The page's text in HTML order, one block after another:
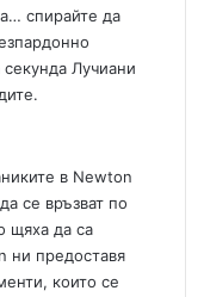
спирайте да
Лучиани
в Newton
се връзват по
щяха да са
ни предоставя
които се